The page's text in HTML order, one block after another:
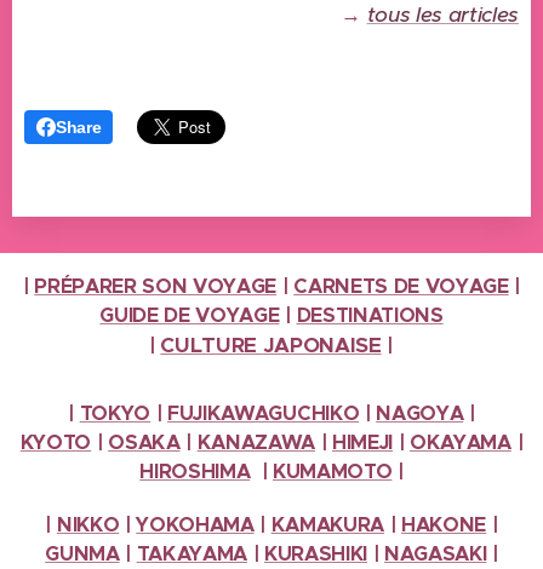
→ tous les articles
Share
PRÉPARER SON VOYAGE CARNETS DE VOYAGE|
GUIDE DE VOYAGE| DESTINATIONS
CULTURE JAPONAISE |
TOKYO FUJIKAWAGUCHIKO NAGOYA|
KYOTO
OSAKA| KANAZAWA HIMEJI OKAYAMA|
HIROSHIMA| KUMAMOTO
NIKKO |YOKOHAMA| KAMAKURA HAKONE
GUNMA| TAKAYAMA| KURASHIKI NAGASAKI|